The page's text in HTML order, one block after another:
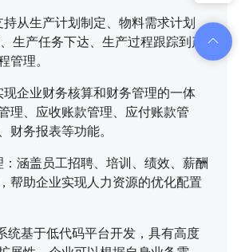
从生产计划制定、物料需求计划
生产任务下达、生产过程跟踪到产
管理。
企业财务核算和财务管理的一体
理、应收账款管理、应付账款管
财务报表等功能。
：涵盖员工招聘、培训、绩效、薪酬
帮助企业实现人力资源的优化配置
统基于低代码平台开发，具有高度